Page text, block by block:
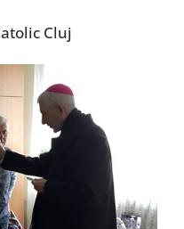
Cluj